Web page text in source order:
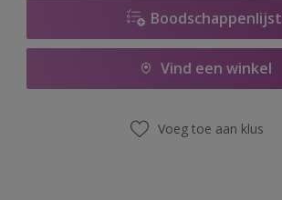
Boodschappenlijst
Vind een winkel
Voeg toe aan klus